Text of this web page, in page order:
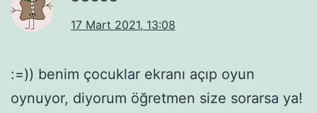
17 Mart 2021, 13:08
:=)) benim çocuklar ekranı açıp oyun
oynuyor, diyorum öğretmen size sorarsa ya!